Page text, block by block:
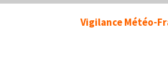
Vigilance Météo-